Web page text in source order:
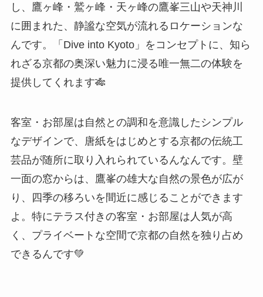
し、鷹ヶ峰・鷲ヶ峰・天ヶ峰の鷹峯三山や天神川
に囲まれた、静謐な空気が流れるロケーションな
んです。「Dive into Kyoto」をコンセプトに、知ら
れざる京都の奥深い魅力に浸る唯一無二の体験を
提供してくれます🎋
客室・お部屋は自然との調和を意識したシンプル
なデザインで、唐紙をはじめとする京都の伝統工
芸品が随所に取り入れられているんなんです。壁
一面の窓からは、鷹峯の雄大な自然の景色が広が
り、四季の移ろいを間近に感じることができます
よ。特にテラス付きの客室・お部屋は人気が高
く、プライベートな空間で京都の自然を独り占め
できるんです💚